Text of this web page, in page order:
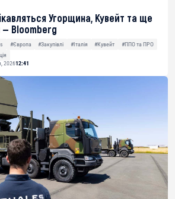
Угорщина, Кувейт та ще
— Bloomberg
#Європа #Закупівлі #Італія #Кувейт
#ППО та ПРО
202612:41